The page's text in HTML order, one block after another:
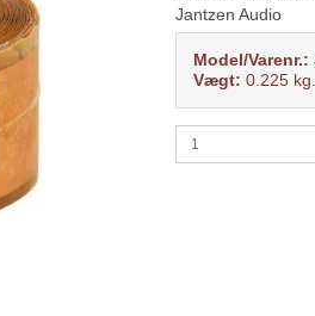
Jantzen Audio
Model/Varenr.:
Vægt: 0.225 kg.